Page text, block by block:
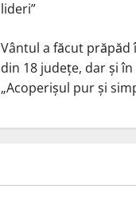
lideri”
Vântul a făcut prăpăd
din 18 județe, dar și
„Acoperișul pur și